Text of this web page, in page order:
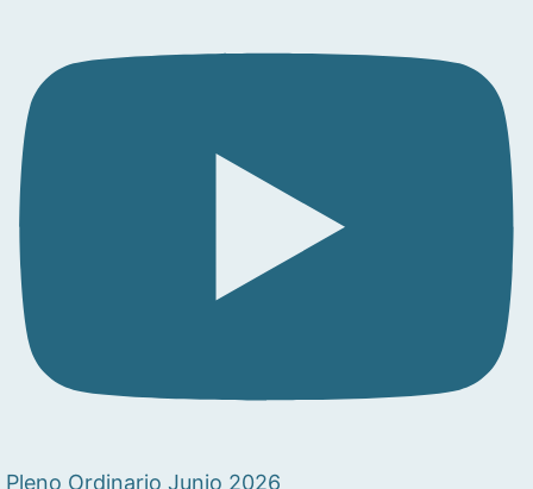
Pleno Ordinario Junio 2026